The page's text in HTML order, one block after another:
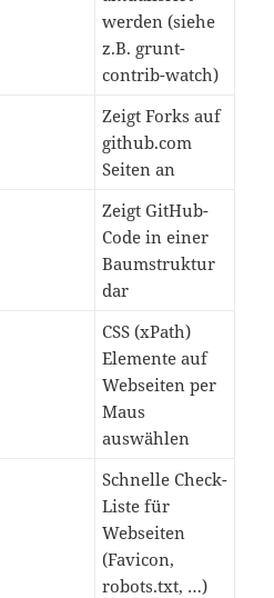
werden (siehe
z.B. grunt-
contrib-watch)
Zeigt Forks auf
github.com
Seiten an
Zeigt GitHub-
Code in einer
Baumstruktur
dar
CSS (xPath)
Elemente auf
Webseiten per
Maus
auswählen
Schnelle Check-
Liste für
Webseiten
(Favicon,
robots.txt, …)